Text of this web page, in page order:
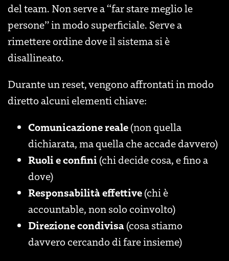
del team. Non serve a “far stare meglio le
persone” in modo superficiale. Serve a
rimettere ordine dove il sistema si è
disallineato.
Durante un reset, vengono affrontati in modo
diretto alcuni elementi chiave:
Comunicazione reale(non quella
dichiarata, ma quella che accade davvero)
Ruoli e confini(chi decide cosa, e fino a
dove)
Responsabilità effettive(chi è
accountable, non solo coinvolto)
Direzione condivisa(cosa stiamo
davvero cercando di fare insieme)